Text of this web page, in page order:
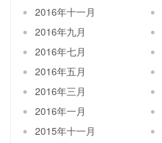
2016年十一月
2016年九月
2016年七月
2016年五月
2016年三月
2016年一月
2015年十一月